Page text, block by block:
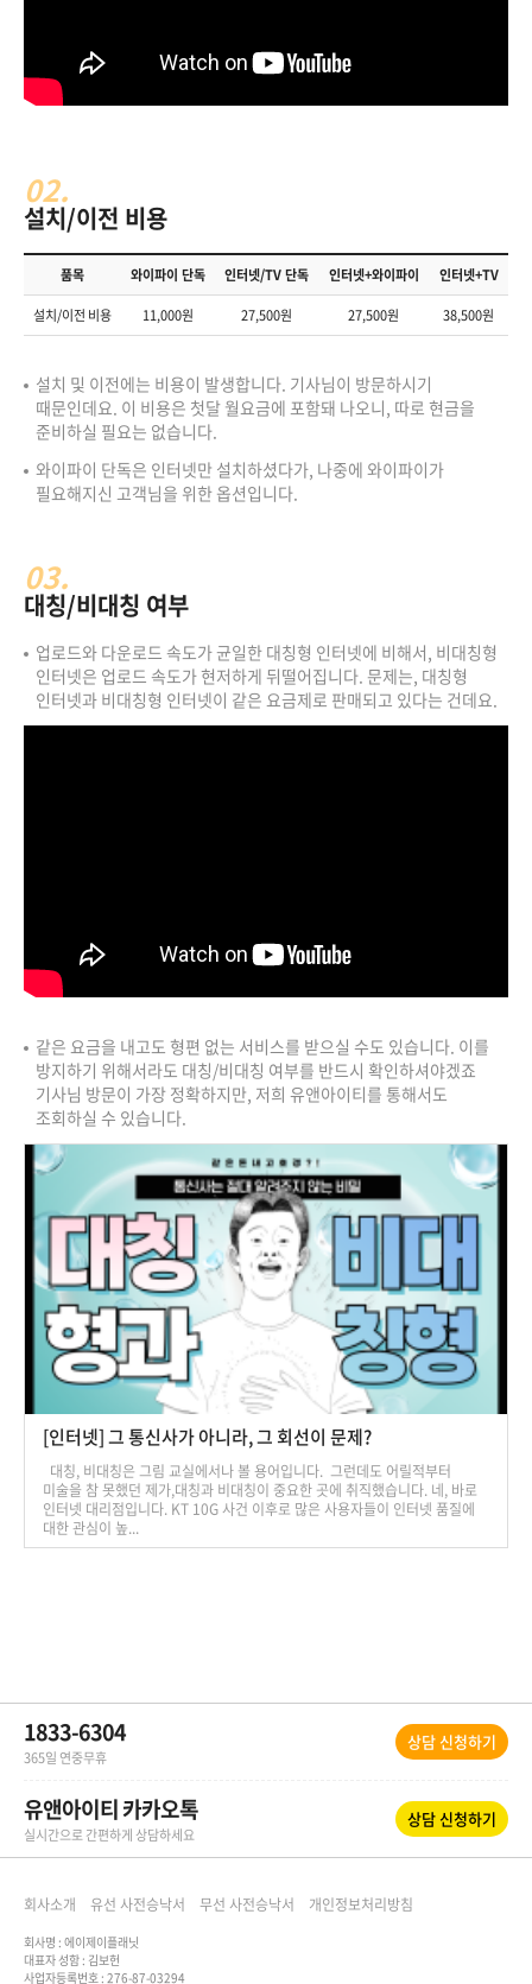
02.
설치/이전 비용
품목 와이파이 단독 인터넷/TV 단독 인터넷+와이파이
인터넷+TV
설치/이전 비용
11,000원 27,500원 27,500원 38,500원
설치 및 이전에는 비용이 발생합니다. 기사님이 방문하시기
때문인데요. 이 비용은 첫달 월요금에 포함돼 나오니, 따로 현금을
준비하실 필요는 없습니다.
와이파이 단독은 인터넷만 설치하셨다가, 나중에 와이파이가
필요해지신 고객님을 위한 옵션입니다.
03.
대칭/비대칭 여부
업로드와 다운로드 속도가 균일한 대칭형 인터넷에 비해서, 비대칭형
인터넷은 업로드 속도가 현저하게 뒤떨어집니다. 문제는, 대칭형
인터넷과 비대칭형 인터넷이 같은 요금제로 판매되고 있다는 건데요.
같은 요금을 내고도 형편 없는 서비스를 받으실 수도 있습니다. 이를
방지하기 위해서라도 대칭/비대칭 여부를 반드시 확인하셔야겠죠
기사님 방문이 가장 정확하지만, 저희 유앤아이티를 통해서도
조회하실 수 있습니다.
[인터넷] 그 통신사가 아니라, 그 회선이 문제?
대칭, 비대칭은 그림 교실에서나 볼 용어입니다. 그런데도 어릴적부터
미술을 참 못했던 제가,대칭과 비대칭이 중요한 곳에 취직했습니다. 네, 바로
인터넷 대리점입니다. KT 10G 사건 이후로 많은 사용자들이 인터넷 품질에
대한 관심이 높...
1833-6304
365일 연중무휴
상담 신청하기
유앤아이티 카카오톡
실시간으로 간편하게 상담하세요
상담 신청하기
회사소개 유선 사전승낙서 무선 사전승낙서 개인정보처리방침
회사명 : 에이제이플래닛
대표자 성함 : 김보헌
사업자등록번호 : 276-87-03294